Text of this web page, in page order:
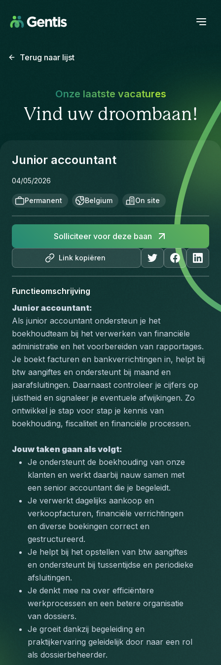
Terug naar lijst
Onze laatste vacatures
Vind uw droombaan!
Junior accountant
04/05/2026
Permanent Belgium On site
Link kopiëren
Solliciteer voor deze baan
Functieomschrijving
Junior accountant:
Als junior accountant ondersteun je het
boekhoudteam bij het verwerken van financiële
administratie en het voorbereiden van rapportages.
Je boekt facturen en bankverrichtingen in, helpt bij
btw aangiftes en ondersteunt bij maand en
jaarafsluitingen. Daarnaast controleer je cijfers op
juistheid en signaleer je eventuele afwijkingen. Zo
ontwikkel je stap voor stap je kennis van
boekhouding, fiscaliteit en financiële processen.
Jouw taken gaan als volgt:
Je ondersteunt de boekhouding van onze
klanten en werkt daarbij nauw samen met
een senior accountant die je begeleidt.
Je verwerkt dagelijks aankoop en
verkoopfacturen, financiële verrichtingen
en diverse boekingen correct en
gestructureerd.
Je helpt bij het opstellen van btw aangiftes
en ondersteunt bij tussentijdse en periodieke
afsluitingen.
Je denkt mee na over efficiëntere
werkprocessen en een betere organisatie
van dossiers.
Je groeit dankzij begeleiding en
praktijkervaring geleidelijk door naar een rol
als dossierbeheerder.